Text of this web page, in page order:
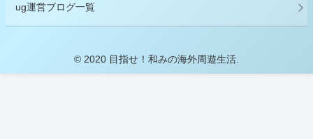
ug運営ブログ一覧
© 2020 目指せ！和みの海外周遊生活.